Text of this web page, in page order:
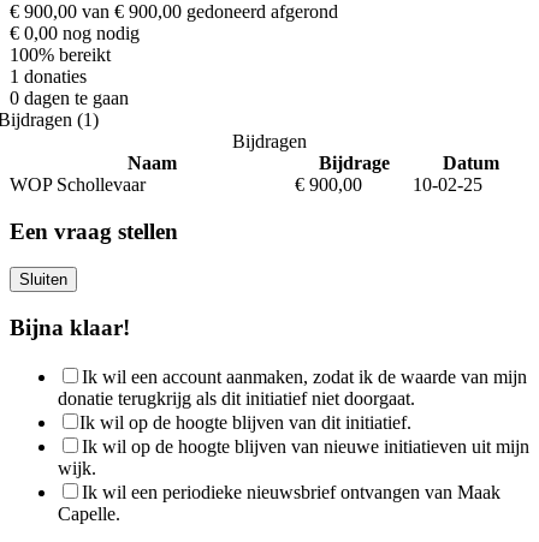
€ 900,00 van € 900,00 gedoneerd afgerond
€ 0,00 nog nodig
100% bereikt
1 donaties
0 dagen te gaan
(1)
Bijdragen
Naam
Bijdrage
Datum
WOP Schollevaar
€ 900,00 10-02-25
Een vraag stellen
Bijna klaar!
Ik wil een account aanmaken, zodat ik de waarde van mijn
donatie terugkrijg als dit initiatief niet doorgaat.
Ik wil op de hoogte blijven van dit initiatief.
Ik wil op de hoogte blijven van nieuwe initiatieven uit mijn
wijk.
Ik wil een periodieke nieuwsbrief ontvangen van Maak
Capelle.